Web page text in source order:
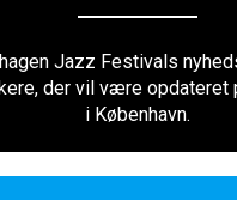
Jazz Festivals
der vil være opdateret
i København.